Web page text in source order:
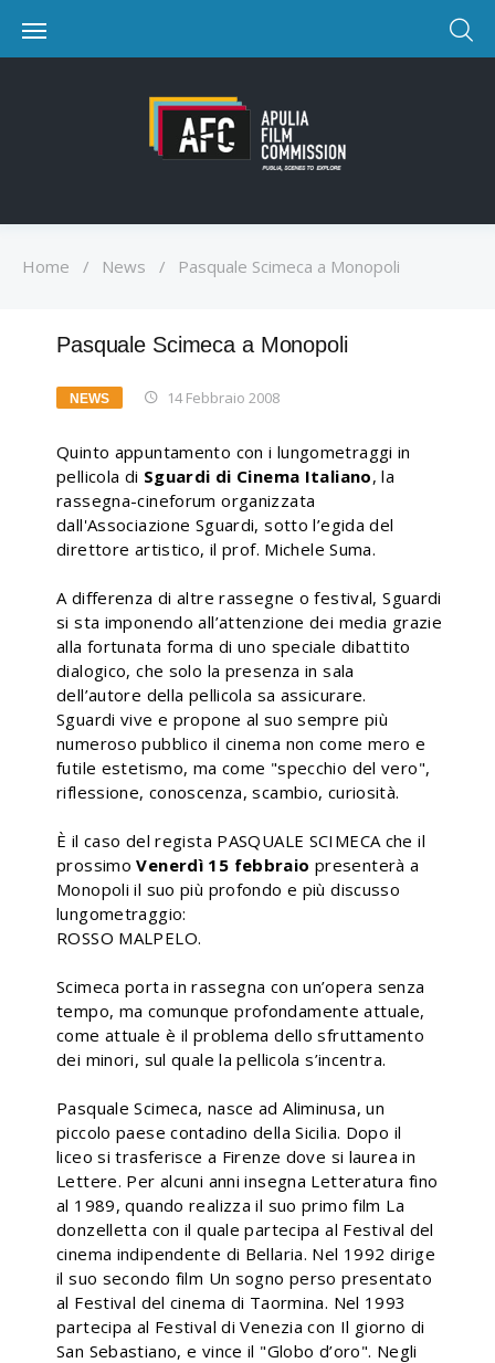
Home / News / Pasquale Scimeca a Monopoli
Pasquale Scimeca a Monopoli
NEWS 14 Febbraio 2008
Quinto appuntamento con i lungometraggi in
pellicola di Sguardi di Cinema Italiano, la
rassegna-cineforum organizzata
dall'Associazione Sguardi, sotto l’egida del
direttore artistico, il prof. Michele Suma.
A differenza di altre rassegne o festival, Sguardi
si sta imponendo all’attenzione dei media grazie
alla fortunata forma di uno speciale dibattito
dialogico, che solo la presenza in sala
dell’autore della pellicola sa assicurare.
Sguardi vive e propone al suo sempre più
numeroso pubblico il cinema non come mero e
futile estetismo, ma come "specchio del vero",
riflessione, conoscenza, scambio, curiosità.
È il caso del regista PASQUALE SCIMECA che il
prossimoVenerdì 15 febbraio presenterà a
Monopoli il suo più profondo e più discusso
lungometraggio:
ROSSO MALPELO.
Scimeca porta in rassegna con un’opera senza
tempo, ma comunque profondamente attuale,
come attuale è il problema dello sfruttamento
dei minori, sul quale la pellicola s’incentra.
Pasquale Scimeca, nasce ad Aliminusa, un
piccolo paese contadino della Sicilia. Dopo il
liceo si trasferisce a Firenze dove si laurea in
Lettere. Per alcuni anni insegna Letteratura fino
al 1989, quando realizza il suo primo film La
donzelletta con il quale partecipa al Festival del
cinema indipendente di Bellaria. Nel 1992 dirige
il suo secondo film Un sogno perso presentato
al Festival del cinema di Taormina. Nel 1993
partecipa al Festival di Venezia con Il giorno di
San Sebastiano, e vince il "Globo d’oro". Negli